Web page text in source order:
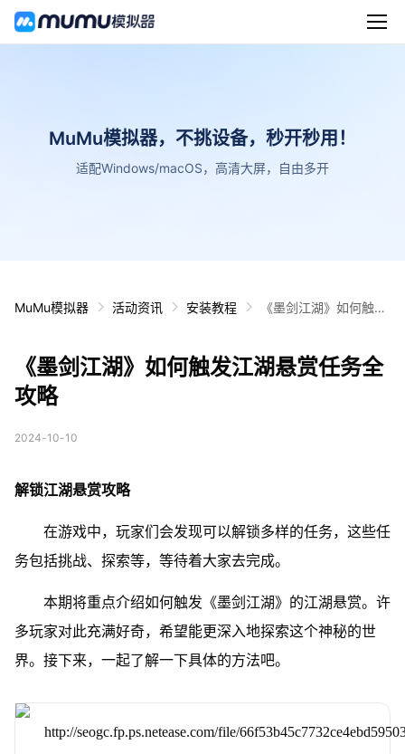
MuMu模拟器，不挑设备，秒开秒用！
适配Windows/macOS，高清大屏，自由多开
MuMu模拟器 活动资讯 安装教程
《墨剑江湖》如何触发
《墨剑江湖》如何触发江湖悬赏任务全
攻略
2024-10-10
解锁江湖悬赏攻略
在游戏中，玩家们会发现可以解锁多样的任务，这些任
务包括挑战、探索等，等待着大家去完成。
本期将重点介绍如何触发《墨剑江湖》的江湖悬赏。许
多玩家对此充满好奇，希望能更深入地探索这个神秘的世
界。接下来，一起了解一下具体的方法吧。